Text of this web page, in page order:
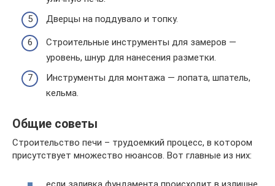
Дверцы на поддувало и топку.
Строительные инструменты для замеров —
уровень, шнур для нанесения разметки.
Инструменты для монтажа — лопата, шпатель,
кельма.
Общие советы
Строительство печи – трудоемкий процесс, в котором
присутствует множество нюансов. Вот главные из них: